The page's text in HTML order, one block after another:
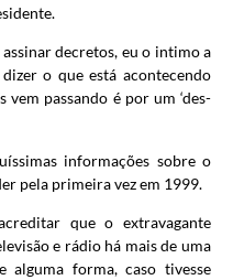
decretos, eu o intimo a
o que está acontecendo
vem passando é por um ‘des-
informações sobre o
pela primeira vez em 1999.
que o extravagante
e rádio há mais de uma
alguma forma, caso tivesse